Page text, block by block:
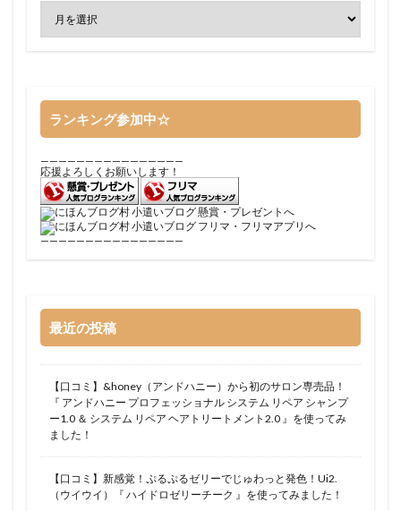
ランキング参加中☆
————————————————
応援よろしくお願いします！
————————————————
最近の投稿
【口コミ】&honey（アンドハニー）から初のサロン専売品！
『 アンドハニー プロフェッショナル システム リペア シャンプ
ー1.0 ＆ システム リペア ヘアトリートメント2.0 』を使ってみ
ました！
【口コミ】新感覚！ぷるぷるゼリーでじゅわっと発色！Ui2.
（ウイウイ）『 ハイドロゼリーチーク 』を使ってみました！